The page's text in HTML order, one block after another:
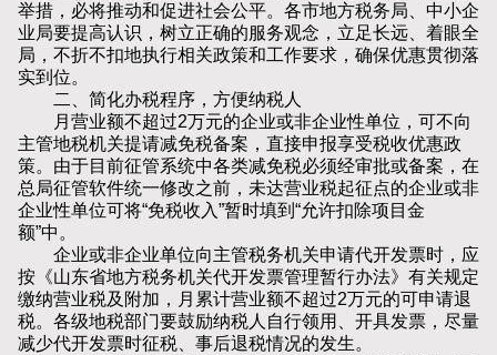
举措，必将推动和促进社会公平。各市地方税务局、中小企
业局要提高认识，树立正确的服务观念，立足长远、着眼全
局，不折不扣地执行相关政策和工作要求，确保优惠贯彻落
实到位。
二、简化办税程序，方便纳税人
月营业额不超过2万元的企业或非企业性单位，可不向
主管地税机关提请减免税备案，直接申报享受税收优惠政
策。由于目前征管系统中各类减免税必须经审批或备案，在
总局征管软件统一修改之前，未达营业税起征点的企业或非
企业性单位可将“免税收入”暂时填到“允许扣除项目金
额”中。
企业或非企业单位向主管税务机关申请代开发票时，应
按《山东省地方税务机关代开发票管理暂行办法》有关规定
缴纳营业税及附加，月累计营业额不超过2万元的可申请退
税。各级地税部门要鼓励纳税人自行领用、开具发票，尽量
减少代开发票时征税、事后退税情况的发生。